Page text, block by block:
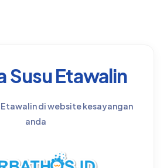
Susu Etawalin
di website kesayangan
anda